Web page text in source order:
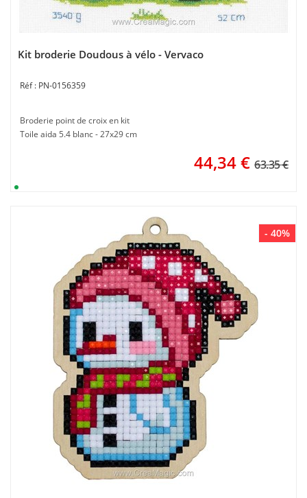
Kit broderie Doudous à vélo - Vervaco
PN-0156359
Broderie point de croix en kit
Toile aida 5.4 blanc - 27x29 cm
44,34€ 63.35 €
- 40%